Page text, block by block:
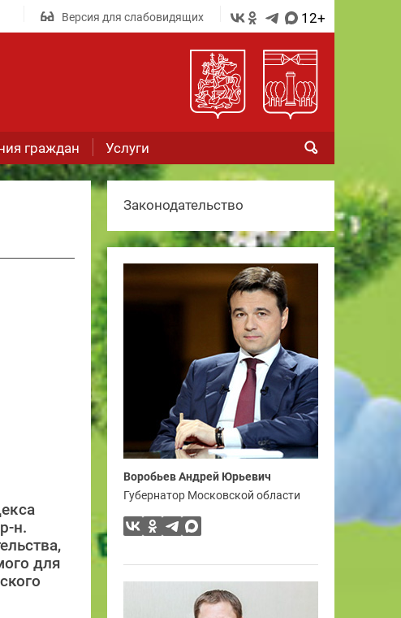
Версия для слабовидящих 12+
граждан Услуги
н.
для
Законодательство
Воробьев Андрей Юрьевич
Губернатор Московской области